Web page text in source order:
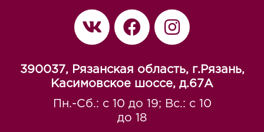
390037, Рязанская область, г.Рязань,
Касимовское шоссе, д.67A
Пн.-Сб.: с 10 до 19; Вс.: с 10
до 18